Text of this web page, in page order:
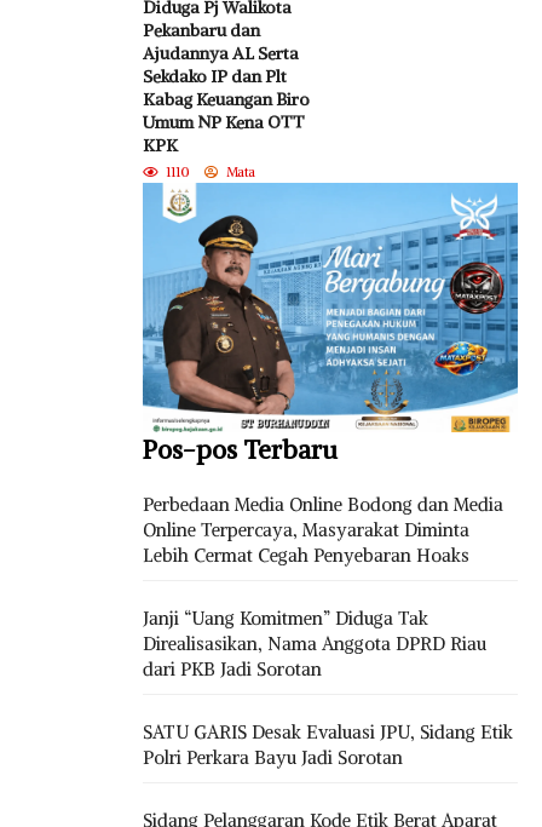
Diduga Pj Walikota
Pekanbaru dan
Ajudannya AL Serta
Sekdako IP dan Plt
Kabag Keuangan Biro
Umum NP Kena OTT
KPK
1110 Mata
Pos-pos Terbaru
Perbedaan Media Online Bodong dan Media
Online Terpercaya, Masyarakat Diminta
Lebih Cermat Cegah Penyebaran Hoaks
Janji “Uang Komitmen” Diduga Tak
Direalisasikan, Nama Anggota DPRD Riau
dari PKB Jadi Sorotan
SATU GARIS Desak Evaluasi JPU, Sidang Etik
Polri Perkara Bayu Jadi Sorotan
Sidang Pelanggaran Kode Etik Berat Aparat